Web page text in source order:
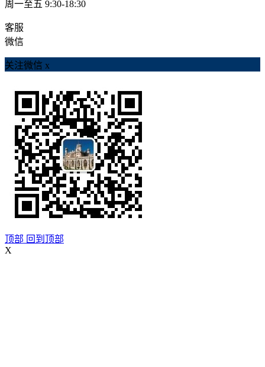
周一至五 9:30-18:30
客服
微信
关注微信 x
顶部 回到顶部
X